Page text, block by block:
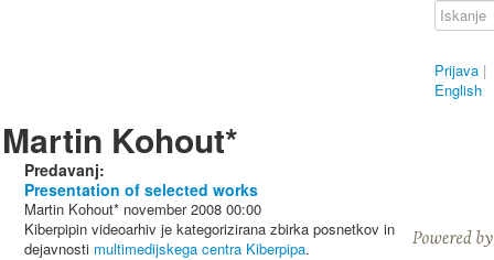
Prijava |
English
Martin Kohout*
Predavanj:
Presentation of selected works
Martin Kohout* november 2008 00:00
Kiberpipin videoarhiv je kategorizirana zbirka posnetkov in
dejavnosti multimedijskega centra Kiberpipa.